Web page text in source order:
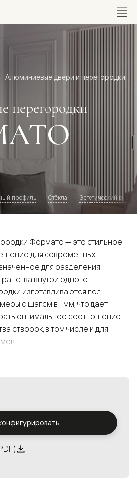
Алюминиевые двери и перегородки
перегородки
профиль Стёкла Эстетический
Формато — это стильное
для современных
для разделения
внутри одного
изготавливаются под
с шагом в 1 мм, что даёт
оптимальное соотношение
створок, в том числе и для
из стекла с различными
и варьировать освещённость.
имеют единый профиль
и легко сочетаются в одном